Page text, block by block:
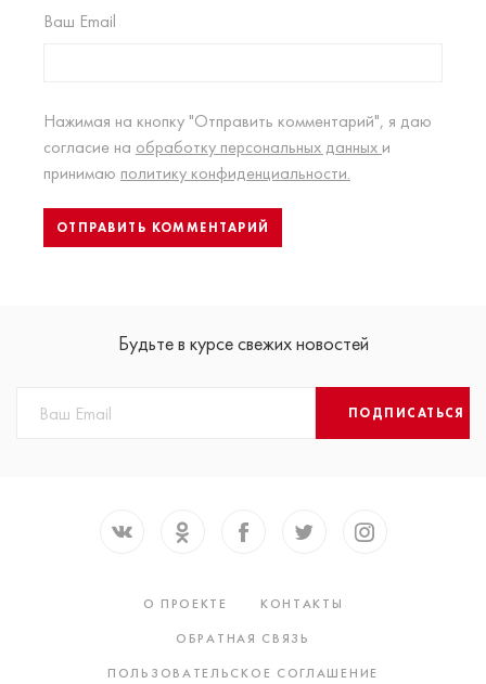
Ваш Email
Нажимая на кнопку "Отправить комментарий", я даю
согласие на обработку персональных данных и
принимаю политику конфиденциальности.
Будьте в курсе свежих новостей
ПОДПИСАТЬСЯ
О ПРОЕКТЕ
КОНТАКТЫ
ОБРАТНАЯ СВЯЗЬ
ПОЛЬЗОВАТЕЛЬСКОЕ СОГЛАШЕНИЕ